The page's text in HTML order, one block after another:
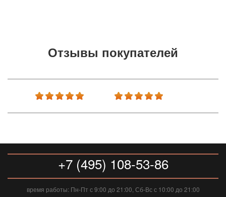
Отзывы покупателей
+7 (495) 108-53-86
время работы: Пн-Пт с 9:00 до 21:00, Сб-Вс с 10:00 до 21:00